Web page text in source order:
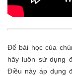
Để bài học của
hãy luôn sử dụng
Điều này áp dụng